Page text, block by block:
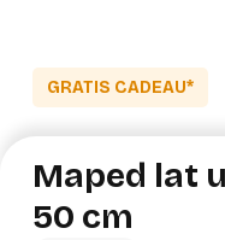
GRATIS CADEAU*
Maped lat
50 cm